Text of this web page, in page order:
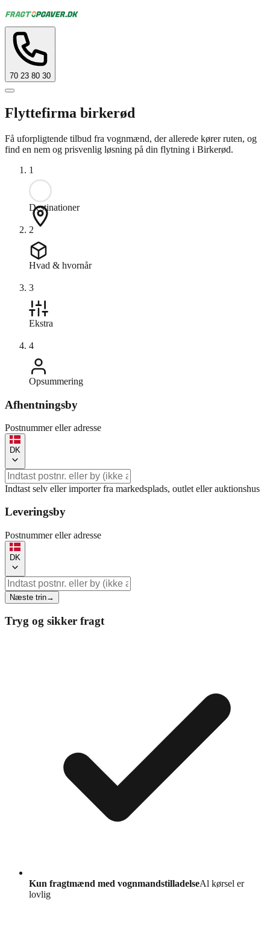
70 23 80 30
Flyttefirma birkerød
Få uforpligtende tilbud fra vognmænd, der allerede kører ruten, og
find en nem og prisvenlig løsning på din flytning i Birkerød.
1
Destinationer
2
Hvad & hvornår
3
Ekstra
4
Opsummering
Afhentningsby
Postnummer eller adresse
DK
Indtast selv eller importer fra markedsplads, outlet eller auktionshus
Leveringsby
Postnummer eller adresse
DK
Næste trin→
Tryg og sikker fragt
Kun fragtmænd med vognmandstilladelseAl kørsel er
lovlig